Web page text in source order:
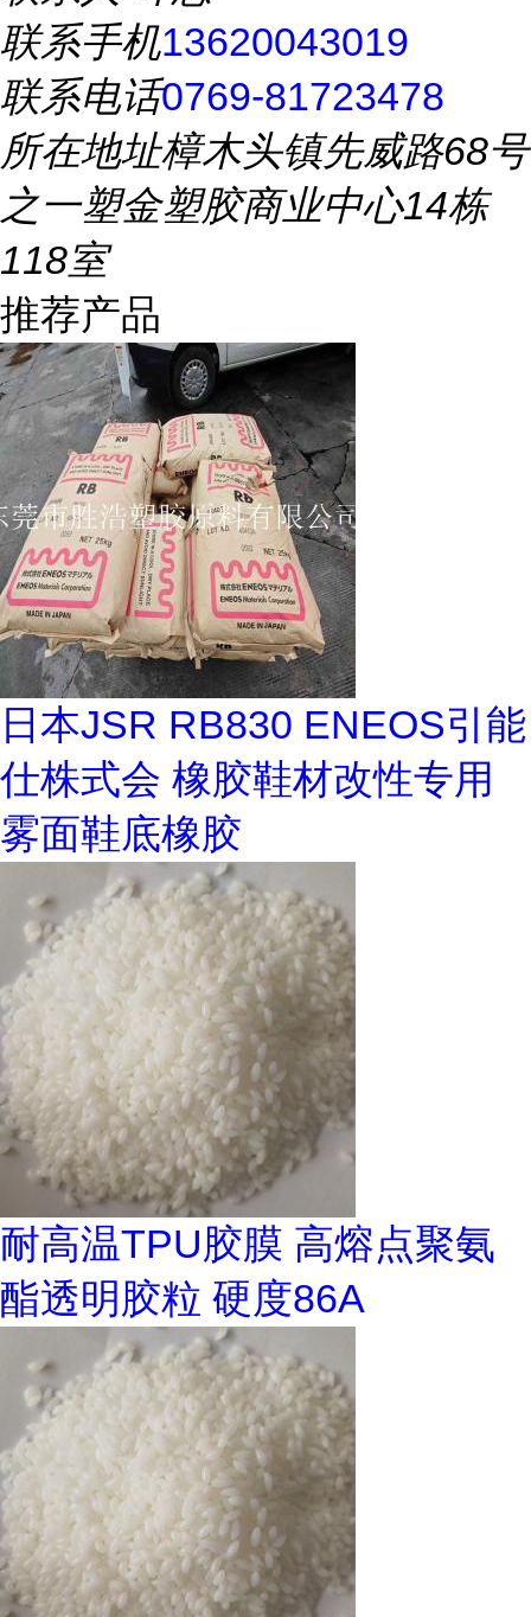
联系手机13620043019
联系电话0769-81723478
所在地址樟木头镇先威路68号
之一塑金塑胶商业中心14栋
118室
推荐产品
日本JSR RB830 ENEOS引能
仕株式会 橡胶鞋材改性专用
雾面鞋底橡胶
耐高温TPU胶膜 高熔点聚氨
酯透明胶粒 硬度86A